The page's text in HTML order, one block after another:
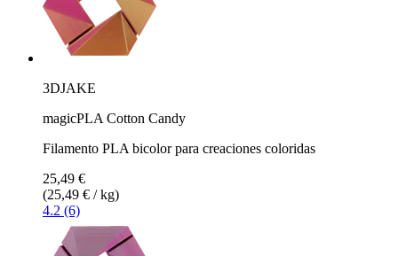
3DJAKE
magicPLA Cotton Candy
Filamento PLA bicolor para creaciones coloridas
25,49 €
(25,49 € / kg)
4.2 (6)